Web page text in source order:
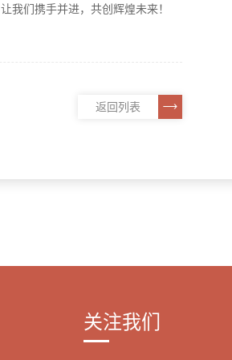
我们携手并进，共创辉煌未来！
返回列表
关注我们